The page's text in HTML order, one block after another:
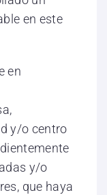
en este
en
y/o centro
y/o
que haya